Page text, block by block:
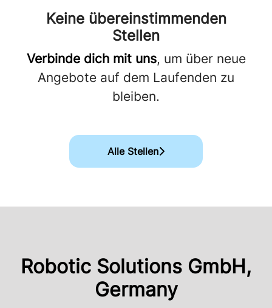
Keine übereinstimmenden
Stellen
Verbinde dich mit uns, um über neue
Angebote auf dem Laufenden zu
bleiben.
Alle Stellen
Robotic Solutions GmbH,
Germany